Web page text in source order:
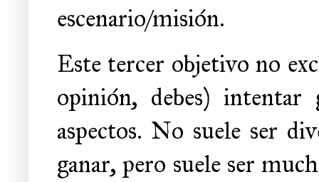
escenario/misión.
Este tercer objetivo no
opinión, debes)
aspectos. No suele ser
ganar, pero suele ser